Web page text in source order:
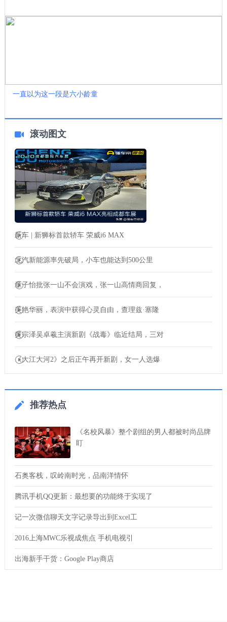
一直以为这一段是六小龄童
滚动图文
新车 | 新狮标首款轿车 荣威i6 MAX
北汽新能源率先破局，小车也能达到500公里
章子怡批张一山不会演戏，张一山高情商回复，
美艳华丽，表演中获得心灵自由，查理兹·塞隆
黄宗泽吴卓羲主演新剧《战毒》临近结局，三对
《大江大河2》之后正午再开新剧，女一人选爆
推荐热点
《名校风暴》整个剧组的男人都被时尚品牌
盯
石奥客栈，叹岭南时光，品南洋情怀
腾讯手机QQ更新：最想要的功能终于实现了
记一次微信聊天文字记录导出到Excel工
2016上海MWC乐视成焦点 手机电视引
出海新手干货：Google Play商店